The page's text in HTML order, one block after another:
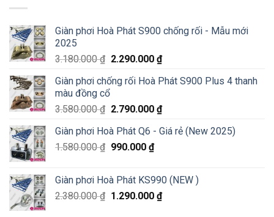
Giàn phơi Hoà Phát S900 chống rối - Mẫu mới
2025
3.180.000₫ 2.290.000 ₫
Giàn phơi chống rối Hoà Phát S900 Plus 4 thanh
màu đồng cổ
3.580.000₫ 2.790.000 ₫
Giàn phơi Hoà Phát Q6 - Giá rẻ (New 2025)
1.580.000₫ 990.000 ₫
Giàn phơi Hoà Phát KS990 (NEW )
2.380.000₫ 1.290.000 ₫